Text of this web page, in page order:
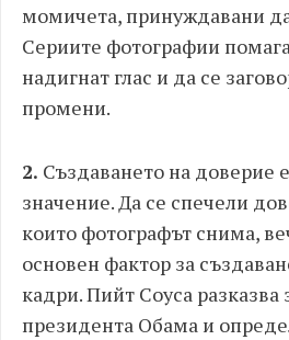
момичета, принуждавани
Сериите фотографии
надигнат глас и да се
промени.
2. Създаването на доверие
значение. Да се спечели
които фотографът снима,
основен фактор за
кадри. Пийт Соуса разказва
президента Обама и